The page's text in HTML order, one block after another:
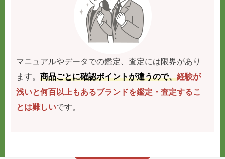
マニュアルやデータでの鑑定、査定には限界があり
ます。商品ごとに確認ポイントが違うので、経験が
浅いと何百以上もあるブランドを鑑定・査定するこ
とは難しいです。